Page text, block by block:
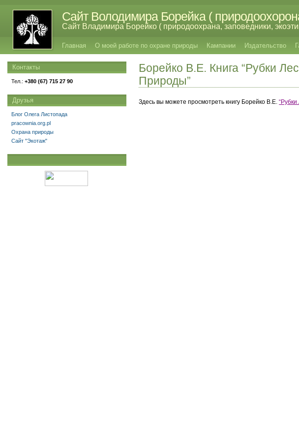
Сайт Володимира Борейка (
Сайт Владимира Борейко ( природоохрана, заповедники,
Главная О моей работе по охране природы Кампании Издательство
Боpейко В.Е. Книга “Рубки
Природы”
Здесь вы можете просмотреть книгу Боpейко В.Е.
Контакты
Тел.: +380 (67) 715 27 90
Друзья
Блог Олега Листопада
pracownia.org.pl
Охрана природы
Сайт "Экотаж"